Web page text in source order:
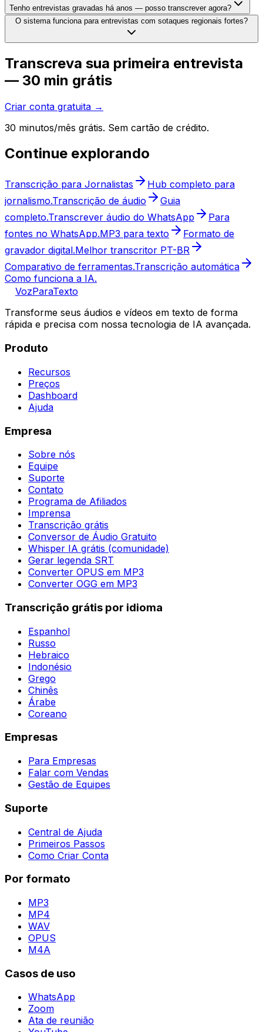
Tenho entrevistas gravadas há anos — posso transcrever agora?
O sistema funciona para entrevistas com sotaques regionais fortes?
Transcreva sua primeira entrevista
— 30 min grátis
Criar conta gratuita →
30 minutos/mês grátis. Sem cartão de crédito.
Continue explorando
Transcrição para Jornalistas
Hub completo para
jornalismo.Transcrição de áudio
Guia
completo.Transcrever áudio do WhatsApp
Para
fontes no WhatsApp.MP3 para texto
Formato de
gravador digital.Melhor transcritor PT-BR
Comparativo de ferramentas.Transcrição automática
Como funciona a IA.
VozParaTexto
Transforme seus áudios e vídeos em texto de forma
rápida e precisa com nossa tecnologia de IA avançada.
Produto
Recursos
Preços
Dashboard
Ajuda
Empresa
Sobre nós
Equipe
Suporte
Contato
Programa de Afiliados
Imprensa
Transcrição grátis
Conversor de Áudio Gratuito
Whisper IA grátis (comunidade)
Gerar legenda SRT
Converter OPUS em MP3
Converter OGG em MP3
Transcrição grátis por idioma
Espanhol
Russo
Hebraico
Indonésio
Grego
Chinês
Árabe
Coreano
Empresas
Para Empresas
Falar com Vendas
Gestão de Equipes
Suporte
Central de Ajuda
Primeiros Passos
Como Criar Conta
Por formato
MP3
MP4
WAV
OPUS
M4A
Casos de uso
WhatsApp
Zoom
Ata de reunião